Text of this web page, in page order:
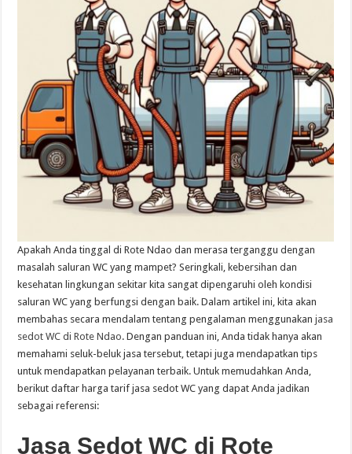
Apakah Anda tinggal di Rote Ndao dan merasa terganggu dengan
masalah saluran WC yang mampet? Seringkali, kebersihan dan
kesehatan lingkungan sekitar kita sangat dipengaruhi oleh kondisi
saluran WC yang berfungsi dengan baik. Dalam artikel ini, kita akan
membahas secara mendalam tentang pengalaman menggunakanjasa
sedot WC di Rote Ndao. Dengan panduan ini, Anda tidak hanya akan
memahami seluk-beluk jasa tersebut, tetapi juga mendapatkan tips
untuk mendapatkan pelayanan terbaik. Untuk memudahkan Anda,
berikut daftar harga tarif jasa sedot WC yang dapat Anda jadikan
sebagai referensi:
Jasa Sedot WC di Rote